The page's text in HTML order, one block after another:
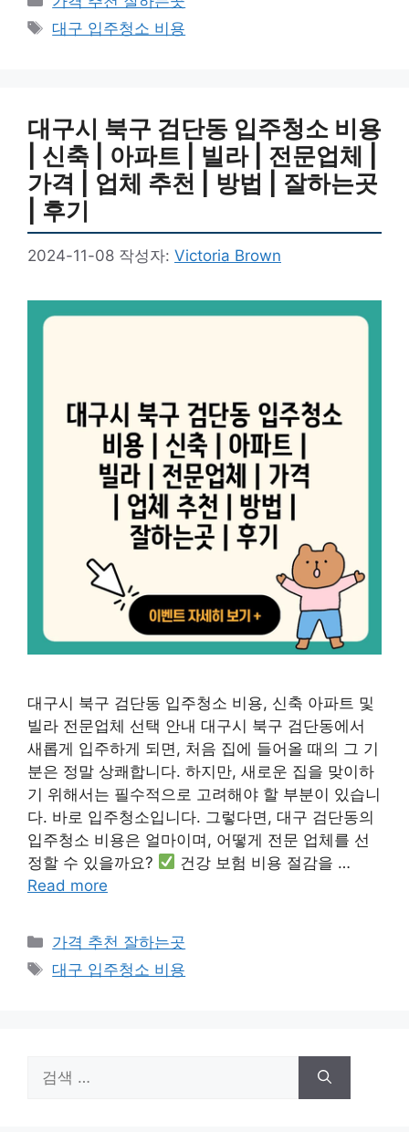
테
태
대구 입주청소 비용
대구시 북구 검단동 입주청소 비용
| 신축 | 아파트 | 빌라 | 전문업체 |
가격 | 업체 추천 | 방법 | 잘하는곳
| 후기
2024-11-08 작성자: Victoria Brown
대구시 북구 검단동 입주청소 비용, 신축 아파트 및
빌라 전문업체 선택 안내 대구시 북구 검단동에서
새롭게 입주하게 되면, 처음 집에 들어올 때의 그 기
분은 정말 상쾌합니다. 하지만, 새로운 집을 맞이하
기 위해서는 필수적으로 고려해야 할 부분이 있습니
다. 바로 입주청소입니다. 그렇다면, 대구 검단동의
입주청소 비용은 얼마이며, 어떻게 전문 업체를 선
정할 수 있을까요?
건강 보험 비용 절감을 …
Read more
카
테
고
가격 추천 잘하는곳
태
대구 입주청소 비용
색: